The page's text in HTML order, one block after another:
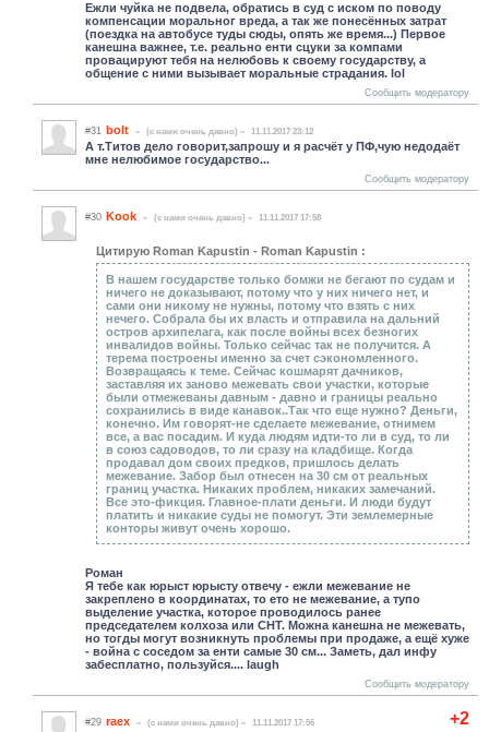
Ежли чуйка не подвела, обратись в суд с иском по поводу
компенсации моральног вреда, а так же понесённых затрат
(поездка на автобусе туды сюды, опять же время...) Первое
канешна важнее, т.е. реально енти сцуки за компами
провацируют тебя на нелюбовь к своему государству, а
общение с ними вызывает моральные страдания. lol
Сообщить модератору
#31 bolt (c нами очень давно) 11.11.2017 23:12
А т.Титов дело говорит,запрошу и я расчёт у ПФ,чую недодаёт
мне нелюбимое государство...
Сообщить модератору
#30 Kook (c нами очень давно) 11.11.2017 17:58
Цитирую Roman Kapustin - Roman Kapustin :
В нашем государстве только бомжи не бегают по судам и
ничего не доказывают, потому что у них ничего нет, и
сами они никому не нужны, потому что взять с них
нечего. Собрала бы их власть и отправила на дальний
остров архипелага, как после войны всех безногих
инвалидов войны. Только сейчас так не получится. А
терема построены именно за счет сэкономленного.
Возвращаясь к теме. Сейчас кошмарят дачников,
заставляя их заново межевать свои участки, которые
были отмежеваны давным - давно и границы реально
сохранились в виде канавок..Так что еще нужно? Деньги,
конечно. Им говорят-не сделаете межевание, отнимем
все, а вас посадим. И куда людям идти-то ли в суд, то ли
в союз садоводов, то ли сразу на кладбище. Когда
продавал дом своих предков, пришлось делать
межевание. Забор был отнесен на 30 см от реальных
границ участка. Никаких проблем, никаких замечаний.
Все это-фикция. Главное-плати деньги. И люди будут
платить и никакие суды не помогут. Эти землемерные
конторы живут очень хорошо.
Роман
Я тебе как юрыст юрысту отвечу - ежли межевание не
закреплено в координатах, то ето не межевание, а тупо
выделение участка, которое проводилось ранее
председателем колхоза или СНТ. Можна канешна не межевать,
но тогды могут возникнуть проблемы при продаже, а ещё хуже
- война с соседом за енти самые 30 см... Заметь, дал инфу
забесплатно, пользуйся.... laugh
Сообщить модератору
+2
#29 raex (c нами очень давно) 11.11.2017 17:56